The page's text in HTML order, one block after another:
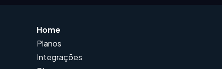
Home
Planos
Integrações